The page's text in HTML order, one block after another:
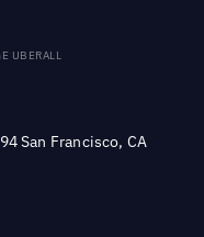
UBERALL
San Francisco, CA